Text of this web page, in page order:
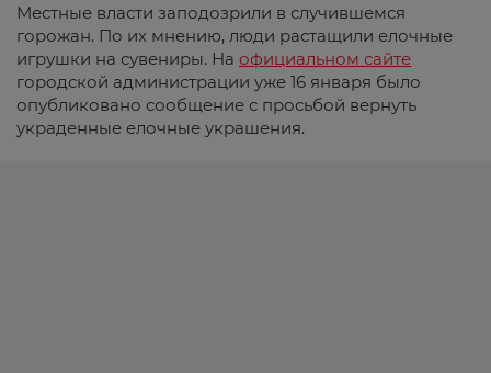
Местные власти заподозрили в случившемся
горожан. По их мнению, люди растащили елочные
игрушки на сувениры. На официальном сайте
городской администрации уже 16 января было
опубликовано сообщение с просьбой вернуть
украденные елочные украшения.